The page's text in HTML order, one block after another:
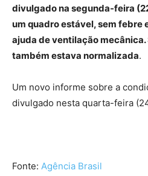
divulgado na segunda-feira
um quadro estável, sem febre
ajuda de ventilação mecânica.
também estava normalizada.
Um novo informe sobre a
divulgado nesta quarta-feira
Fonte: Agência Brasil